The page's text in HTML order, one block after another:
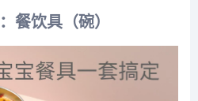
：餐饮具（碗）